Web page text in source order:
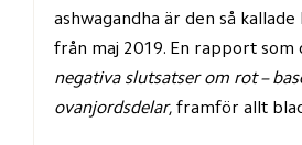
ashwagandha är den så
från maj 2019. En rapport
negativa slutsatser om rot –
ovanjordsdelar, framför allt